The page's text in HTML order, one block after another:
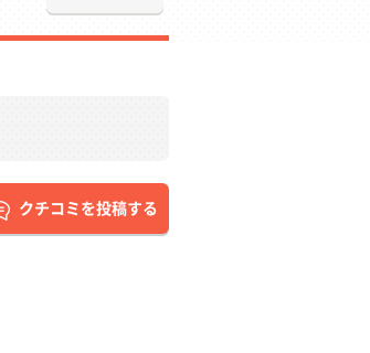
クチコミを投稿する